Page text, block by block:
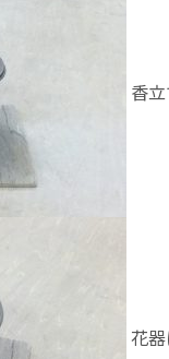
香
花